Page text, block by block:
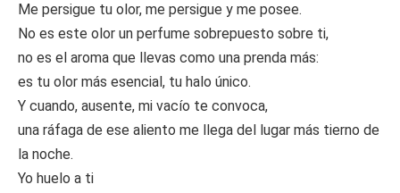
Me persigue tu olor, me persigue y me posee.
No es este olor un perfume sobrepuesto sobre ti,
no es el aroma que llevas como una prenda más:
es tu olor más esencial, tu halo único.
Y cuando, ausente, mi vacío te convoca,
una ráfaga de ese aliento me llega del lugar más tierno de
la noche.
Yo huelo a ti